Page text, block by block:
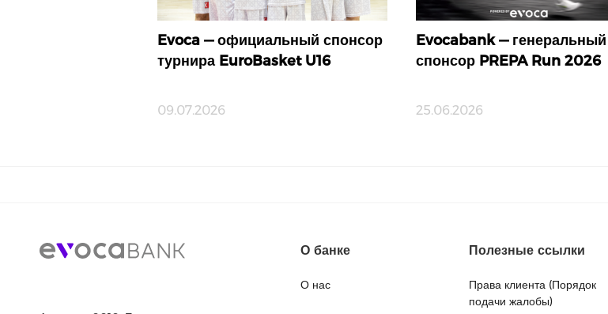
Evoca — официальный спонсор
турнира EuroBasket U16
09.07.2026
Evocabank — генеральный
спонсор PREPA Run 2026
25.06.2026
О банке
О нас
Полезные ссылки
Права клиента (Порядок
подачи жалобы)